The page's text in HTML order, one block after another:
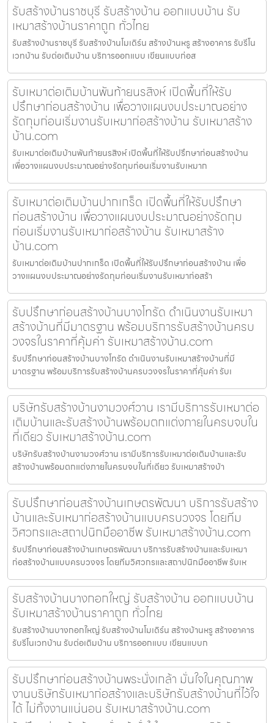
รับสร้างบ้านราชบุรี รับสร้างบ้าน ออกแบบบ้าน รับ
เหมาสร้างบ้านราคาถูก ทั่วไทย
รับสร้างบ้านราชบุรี รับสร้างบ้านโมเดิร์น สร้างบ้านหรู สร้างอาคาร รับรีโน
เวทบ้าน รับต่อเติมบ้าน บริการออกแบบ เขียนแบบก่อส
รับเหมาต่อเติมบ้านพันท้ายนรสิงห์ เปิดพื้นที่ให้รับ
ปรึกษาก่อนสร้างบ้าน เพื่อวางแผนงบประมาณอย่าง
รัดกุมก่อนเริ่มงานรับเหมาก่อสร้างบ้าน รับเหมาสร้าง
บ้าน.com
รับเหมาต่อเติมบ้านพันท้ายนรสิงห์ เปิดพื้นที่ให้รับปรึกษาก่อนสร้างบ้าน
เพื่อวางแผนงบประมาณอย่างรัดกุมก่อนเริ่มงานรับเหมาก
รับเหมาต่อเติมบ้านปากเกร็ด เปิดพื้นที่ให้รับปรึกษา
ก่อนสร้างบ้าน เพื่อวางแผนงบประมาณอย่างรัดกุม
ก่อนเริ่มงานรับเหมาก่อสร้างบ้าน รับเหมาสร้าง
บ้าน.com
รับเหมาต่อเติมบ้านปากเกร็ด เปิดพื้นที่ให้รับปรึกษาก่อนสร้างบ้าน เพื่อ
วางแผนงบประมาณอย่างรัดกุมก่อนเริ่มงานรับเหมาก่อสร้า
รับปรึกษาก่อนสร้างบ้านบางโทรัด ดำเนินงานรับเหมา
สร้างบ้านที่มีมาตรฐาน พร้อมบริการรับสร้างบ้านครบ
วงจรในราคาที่คุ้มค่า รับเหมาสร้างบ้าน.com
รับปรึกษาก่อนสร้างบ้านบางโทรัด ดำเนินงานรับเหมาสร้างบ้านที่มี
มาตรฐาน พร้อมบริการรับสร้างบ้านครบวงจรในราคาที่คุ้มค่า รับเ
บริษัทรับสร้างบ้านงามวงศ์วาน เรามีบริการรับเหมาต่อ
เติมบ้านและรับสร้างบ้านพร้อมตกแต่งภายในครบจบใน
ที่เดียว รับเหมาสร้างบ้าน.com
บริษัทรับสร้างบ้านงามวงศ์วาน เรามีบริการรับเหมาต่อเติมบ้านและรับ
สร้างบ้านพร้อมตกแต่งภายในครบจบในที่เดียว รับเหมาสร้างบ้า
รับปรึกษาก่อนสร้างบ้านเกษตรพัฒนา บริการรับสร้าง
บ้านและรับเหมาก่อสร้างบ้านแบบครบวงจร โดยทีม
วิศวกรและสถาปนิกมืออาชีพ รับเหมาสร้างบ้าน.com
รับปรึกษาก่อนสร้างบ้านเกษตรพัฒนา บริการรับสร้างบ้านและรับเหมา
ก่อสร้างบ้านแบบครบวงจร โดยทีมวิศวกรและสถาปนิกมืออาชีพ รับเห
รับสร้างบ้านบางกอกใหญ่ รับสร้างบ้าน ออกแบบบ้าน
รับเหมาสร้างบ้านราคาถูก ทั่วไทย
รับสร้างบ้านบางกอกใหญ่ รับสร้างบ้านโมเดิร์น สร้างบ้านหรู สร้างอาคาร
รับรีโนเวทบ้าน รับต่อเติมบ้าน บริการออกแบบ เขียนแบบก
รับปรึกษาก่อนสร้างบ้านพระนั่งเกล้า มั่นใจในคุณภาพ
งานบริษัทรับเหมาก่อสร้างและบริษัทรับสร้างบ้านที่ไว้ใจ
ได้ ไม่ทิ้งงานแน่นอน รับเหมาสร้างบ้าน.com